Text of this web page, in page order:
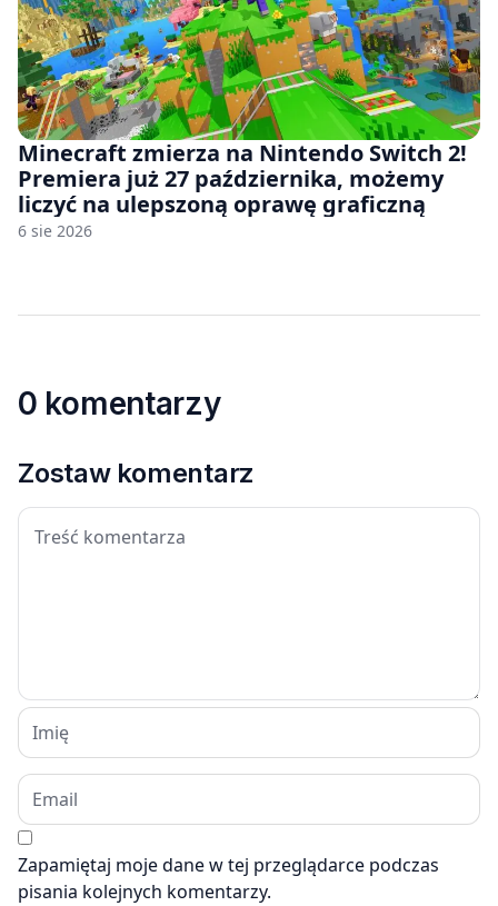
Minecraft zmierza na Nintendo Switch 2!
Premiera już 27 października, możemy
liczyć na ulepszoną oprawę graficzną
6 sie 2026
0 komentarzy
Zostaw komentarz
Zapamiętaj moje dane w tej przeglądarce podczas
pisania kolejnych komentarzy.